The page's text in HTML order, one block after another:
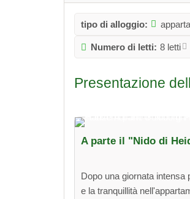
tipo di alloggio:
Numero di letti: 8 letti
Presentazione
A parte il "Nido di
Dopo una giornata intensa
e la tranquillità